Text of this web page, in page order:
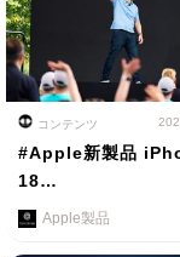
コンテンツ
#Apple新製品
18…
Apple製品